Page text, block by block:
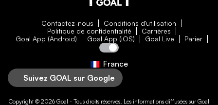
Contactez-nous
Conditions d'utilisation
Politique de confidentialité
Carrières
Goal App (Android)
Goal App (iOS) Goal Live Parier
France
Suivez GOAL sur Google
Copyright © 2026 Goal - Tous droits réservés. Les informations diffusées surGoal